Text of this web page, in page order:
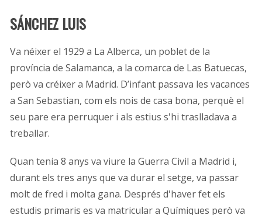
SÁNCHEZ LUIS
Va néixer el 1929 a La Alberca, un poblet de la
província de Salamanca, a la comarca de Las Batuecas,
però va créixer a Madrid. D’infant passava les vacances
a San Sebastian, com els nois de casa bona, perquè el
seu pare era perruquer i als estius s'hi traslladava a
treballar.
Quan tenia 8 anys va viure la Guerra Civil a Madrid i,
durant els tres anys que va durar el setge, va passar
molt de fred i molta gana. Després d'haver fet els
estudis primaris es va matricular a Químiques però va